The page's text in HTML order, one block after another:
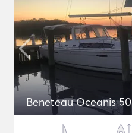
Beneteau Oceanis 50